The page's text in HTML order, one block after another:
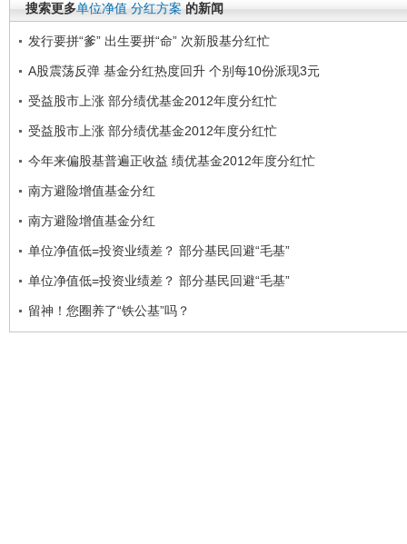
搜索更多单位净值 分红方案 的新闻
发行要拼“爹” 出生要拼“命” 次新股基分红忙
A股震荡反弹 基金分红热度回升 个别每10份派现3元
受益股市上涨 部分绩优基金2012年度分红忙
受益股市上涨 部分绩优基金2012年度分红忙
今年来偏股基普遍正收益 绩优基金2012年度分红忙
南方避险增值基金分红
南方避险增值基金分红
单位净值低=投资业绩差？ 部分基民回避“毛基”
单位净值低=投资业绩差？ 部分基民回避“毛基”
留神！您圈养了“铁公基”吗？